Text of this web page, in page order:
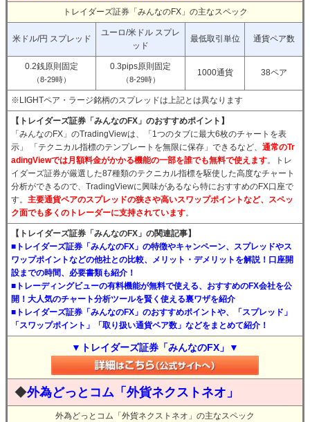
トレイダーズ証券「みんなのFX」の主なスペック
米ドル/円 スプレッド
ユーロ/米ドル スプレ
ッド
最低取引単位 通貨ペア数
0.2銭原則固定
（8-29時）
0.3pips原則固定
（8-29時）
1000通貨 38ペア
※LIGHTペア・ラージ銘柄のスプレッドは上記とは異なります
【トレイダーズ証券「みんなのFX」のおすすめポイント】
「みんなのFX」のTradingViewは、「1つのタブに最大6枚のチャートを表
示」 「テクニカル指標のテンプレートを無限に保存」できるなど、 通常のTr
adingViewでは月額料金がかかる機能の一部を誰でも無料で使えます。トレ
イダーズ証券が厳選した87種類のテクニカル指標を駆使した高度なチャート
分析ができるので、TradingViewに興味があるなら特におすすめのFX口座で
す。 主要通貨ペアのスプレッドの狭さや高いスワップポイントなど、スペッ
ク面でも多くのトレーダーに支持されています。
【トレイダーズ証券「みんなのFX」の関連記事】
■トレイダーズ証券「みんなのFX」の特徴やキャンペーン、スプレッドやス
ワップポイントなどの他社との比較、メリット・デメリットを解説！口座開
設までの時間、必要書類も紹介！
■トレーディングビューの有料機能が無料で使える、おすすめのFX会社を公
開！大人気のチャート分析ツールを賢く使える裏ワザを紹介
■トレイダーズ証券「みんなのFX」のおすすめポイントや、「スプレッド」
「スワップポイント」「取り扱い通貨ペア数」などをまとめて紹介！
▼トレイダーズ証券「みんなのFX」▼
◆外為どっとコム「外貨ネクストネオ」
外為どっとコム「外貨ネクストネオ」の主なスペック